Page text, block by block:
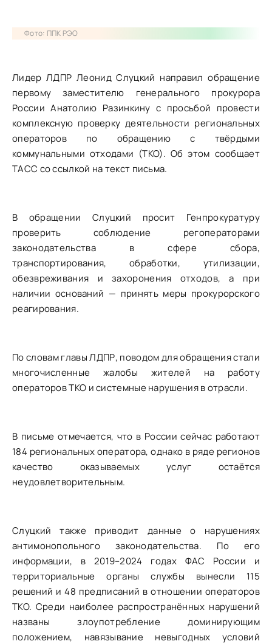
Фото: ППК РЭО
Лидер ЛДПР Леонид Слуцкий направил обращение
первому заместителю генерального прокурора
России Анатолию Разинкину с просьбой провести
комплексную проверку деятельности региональных
операторов по обращению с твёрдыми
коммунальными отходами (ТКО). Об этом сообщает
ТАСС со ссылкой на текст письма.
В обращении Слуцкий просит Генпрокуратуру
проверить соблюдение регоператорами
законодательства в сфере сбора,
транспортирования, обработки, утилизации,
обезвреживания и захоронения отходов, а при
наличии оснований — принять меры прокурорского
реагирования.
По словам главы ЛДПР, поводом для обращения стали
многочисленные жалобы жителей на работу
операторов ТКО и системные нарушения в отрасли.
В письме отмечается, что в России сейчас работают
184 региональных оператора, однако в ряде регионов
качество оказываемых услуг остаётся
неудовлетворительным.
Слуцкий также приводит данные о нарушениях
антимонопольного законодательства. По его
информации, в 2019–2024 годах ФАС России и
территориальные органы службы вынесли 115
решений и 48 предписаний в отношении операторов
ТКО. Среди наиболее распространённых нарушений
названы злоупотребление доминирующим
положением, навязывание невыгодных условий